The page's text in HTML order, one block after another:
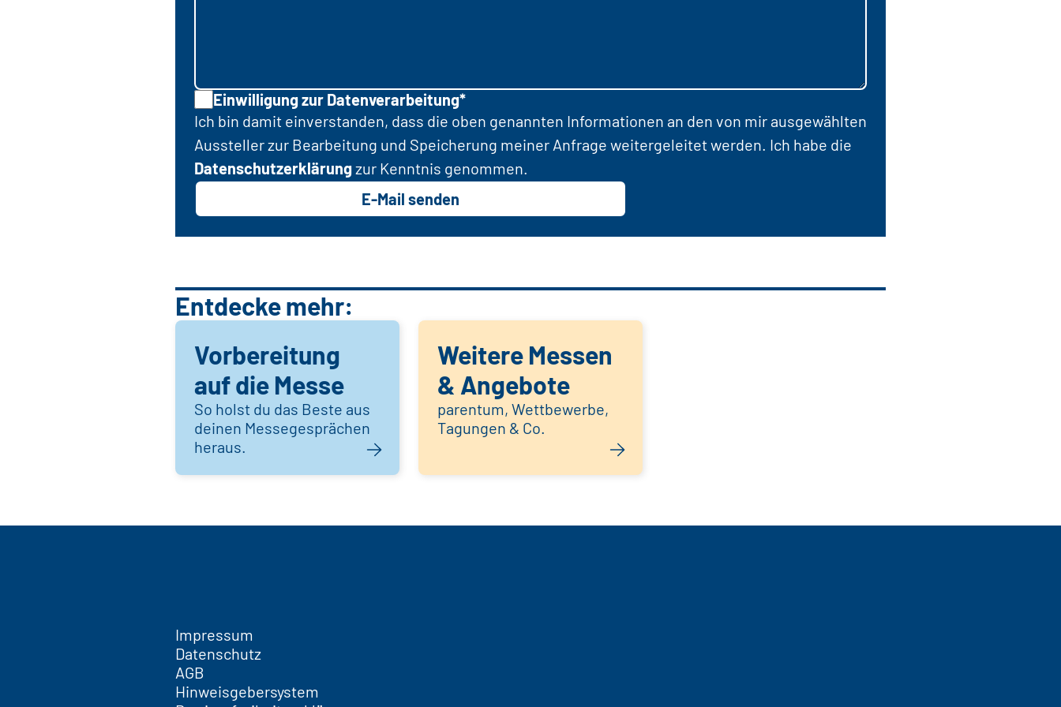
Einwilligung zur Datenverarbeitung*
Ich bin damit einverstanden, dass die oben genannten Informationen an den von mir ausgewählten
Aussteller zur Bearbeitung und Speicherung meiner Anfrage weitergeleitet werden. Ich habe die
Datenschutzerklärungzur Kenntnis genommen.
E-Mail senden
Entdecke mehr:
Vorbereitung
auf die Messe
So holst du das Beste aus
deinen Messegesprächen
heraus.
Weitere Messen
& Angebote
parentum, Wettbewerbe,
Tagungen & Co.
Impressum
Datenschutz
AGB
Hinweisgebersystem